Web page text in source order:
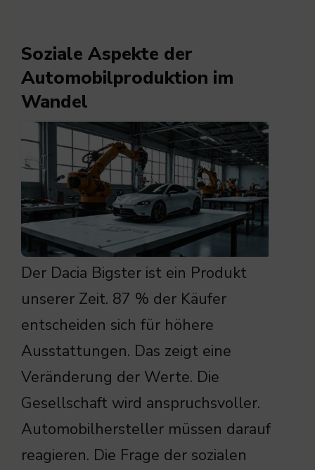
Soziale Aspekte der
Automobilproduktion im
Wandel
Der Dacia Bigster ist ein Produkt
unserer Zeit. 87 % der Käufer
entscheiden sich für höhere
Ausstattungen. Das zeigt eine
Veränderung der Werte. Die
Gesellschaft wird anspruchsvoller.
Automobilhersteller müssen darauf
reagieren. Die Frage der sozialen